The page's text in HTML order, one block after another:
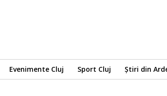
Evenimente Cluj Sport Cluj Știri din